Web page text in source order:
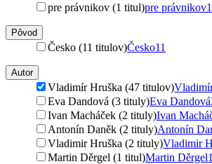
pre právnikov (1 titul)pre právnikov1
Pôvod
Česko (11 titulov)Česko11
Autor
Vladimír Hruška (47 titulov)
Eva Dandová (3 tituly)Eva Dandová
Ivan Macháček (2 tituly)Ivan
Antonín Daněk (2 tituly)Antonín
Vladimir Hruška (2 tituly)Vladimir
Martin Děrgel (1 titul)Martin Děrgel1